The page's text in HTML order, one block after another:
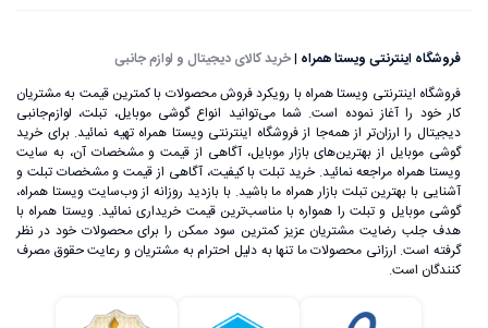
فروشگاه اینترنتی ویستا همراه |خرید کالای دیجیتال و لوازم جانبی
فروشگاه اینترنتی ویستا همراه با رویکرد فروش محصولات با کمترین قیمت به مشتریان
کار خود را آغاز نموده است. شما می‌توانید انواع گوشی موبایل، تبلت، لوازم‌جانبی
دیجیتال را ارزان‌تر از همه‌جا از فروشگاه اینترنتی ویستا همراه تهیه نمائید. برای خرید
گوشی موبایل از بهترین‌های بازار موبایل، آگاهی از قیمت و مشخصات آن، به ‌سایت
ویستا همراه مراجعه نمائید. خرید تبلت با کیفیت، آگاهی از قیمت و مشخصات تبلت و
آشنایی با بهترین تبلت بازار همراه ما باشید. با بازدید روزانه از وب‌سایت ویستا همراه،
گوشی موبایل و تبلت را همواره با مناسب‌ترین قیمت خریداری نمائید. ویستا همراه با
هدف جلب رضایت مشتریان عزیز کمترین سود ممکن را برای محصولات خود در نظر
گرفته است. ارزانی محصولات ما تنها به دلیل احترام به مشتریان و رعایت حقوق مصرف
کنندگان است.